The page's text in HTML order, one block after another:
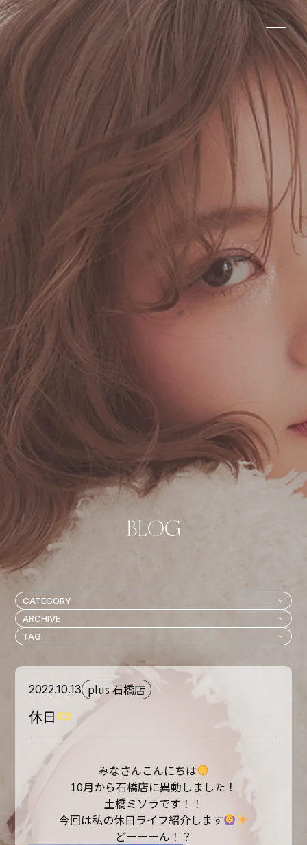
2022.10.13 plus 石橋店
休日
みなさんこんにちは
10月から石橋店に異動しました！
土橋ミソラです！！
今回は私の休日ライフ紹介します
どーーーん！？